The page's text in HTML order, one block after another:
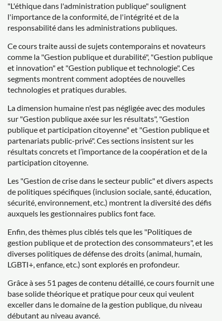
"L'éthique dans l'administration publique" soulignent
l'importance de la conformité, de l'intégrité et de la
responsabilité dans les administrations publiques.
Ce cours traite aussi de sujets contemporains et novateurs
comme la "Gestion publique et durabilité", "Gestion publique
et innovation" et "Gestion publique et technologie". Ces
segments montrent comment adoptées de nouvelles
technologies et pratiques durables.
La dimension humaine n'est pas négligée avec des modules
sur "Gestion publique axée sur les résultats", "Gestion
publique et participation citoyenne" et "Gestion publique et
partenariats public-privé". Ces sections insistent sur les
résultats concrets et l’importance de la coopération et de la
participation citoyenne.
Les "Gestion de crise dans le secteur public" et divers aspects
de politiques spécifiques (inclusion sociale, santé, éducation,
sécurité, environnement, etc.) montrent la diversité des défis
auxquels les gestionnaires publics font face.
Enfin, des thèmes plus ciblés tels que les "Politiques de
gestion publique et de protection des consommateurs", et les
diverses politiques de défense des droits (animal, humain,
LGBTI+, enfance, etc.) sont explorés en profondeur.
Grâce à ses 51 pages de contenu détaillé, ce cours fournit une
base solide théorique et pratique pour ceux qui veulent
exceller dans le domaine de la gestion publique, du niveau
débutant au niveau avancé.